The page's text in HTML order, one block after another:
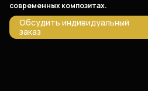
современных композитах.
Обсудить индивидуальный
заказ